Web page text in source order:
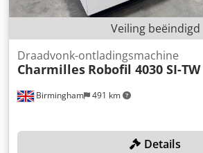
Veiling beëindigd
Birmingham 491 km
Draadvonk-ontladingsmachine
Charmilles Robofil 4030 SI-TW
Details